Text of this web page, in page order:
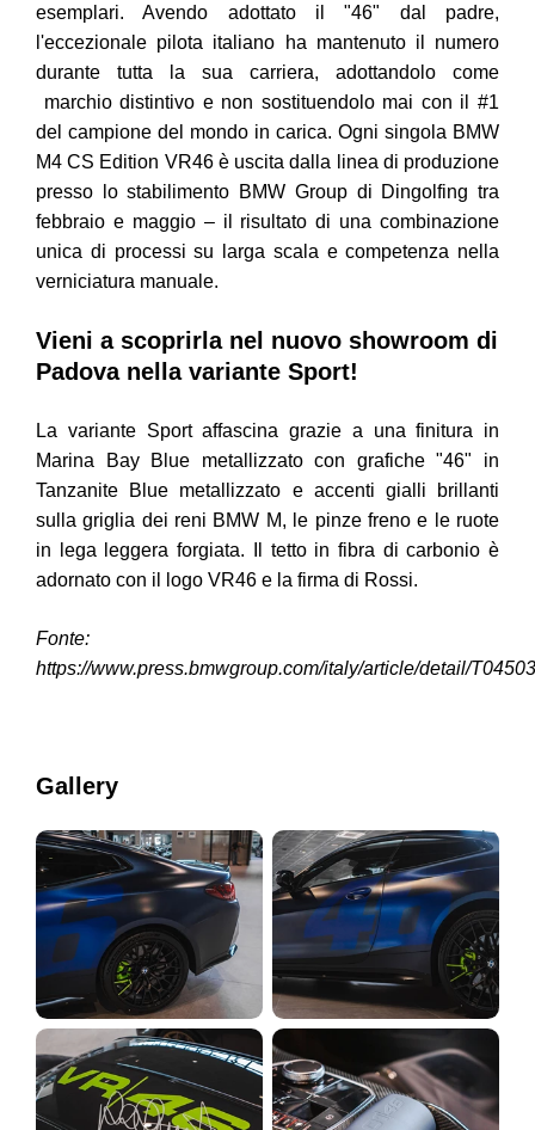
esemplari. Avendo adottato il "46" dal padre,
l'eccezionale pilota italiano ha mantenuto il numero
durante tutta la sua carriera, adottandolo come
marchio distintivo e non sostituendolo mai con il #1
del campione del mondo in carica. Ogni singola BMW
M4 CS Edition VR46 è uscita dalla linea di produzione
presso lo stabilimento BMW Group di Dingolfing tra
febbraio e maggio – il risultato di una combinazione
unica di processi su larga scala e competenza nella
verniciatura manuale.
Vieni a scoprirla nel nuovo showroom di
Padova nella variante Sport!
La variante Sport affascina grazie a una finitura in
Marina Bay Blue metallizzato con grafiche "46" in
Tanzanite Blue metallizzato e accenti gialli brillanti
sulla griglia dei reni BMW M, le pinze freno e le ruote
in lega leggera forgiata. Il tetto in fibra di carbonio è
adornato con il logo VR46 e la firma di Rossi.
Fonte:
https://www.press.bmwgroup.com/italy/article/detail/
Gallery